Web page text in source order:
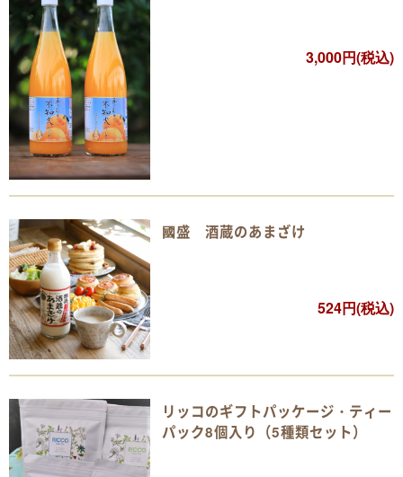
3,000円(税込)
國盛 酒蔵のあまざけ
524円(税込)
リッコのギフトパッケージ・ティー
パック8個入り（5種類セット）